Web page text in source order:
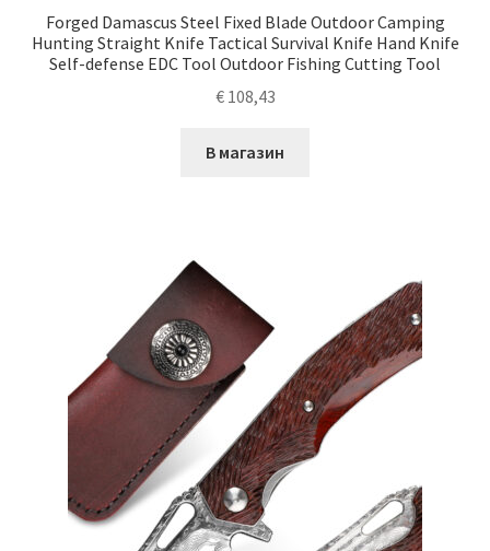
Forged Damascus Steel Fixed Blade Outdoor Camping
Hunting Straight Knife Tactical Survival Knife Hand Knife
Self-defense EDC Tool Outdoor Fishing Cutting Tool
€108,43
В магазин